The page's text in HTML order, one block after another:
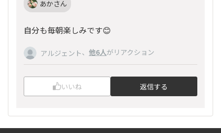
あかさん
自分も毎朝楽しみです😊
アルジェント、 他6人がリアクション
いいね 返信する